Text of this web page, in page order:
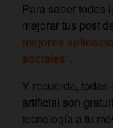
Para saber todos
mejorar tus post
mejores
sociales”.
Y recuerda,
artificial son
tecnología a tu